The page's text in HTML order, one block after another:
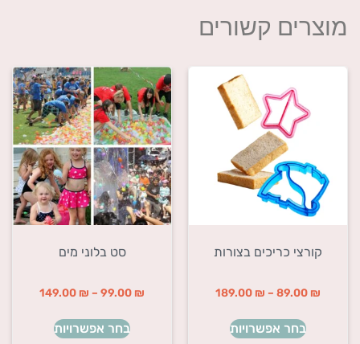
מוצרים קשורים
קורצי כריכים בצורות
89.00 ₪
–
189.00 ₪
בחר אפשרויות
סט בלוני מים
99.00 ₪
–
149.00 ₪
בחר אפשרויות